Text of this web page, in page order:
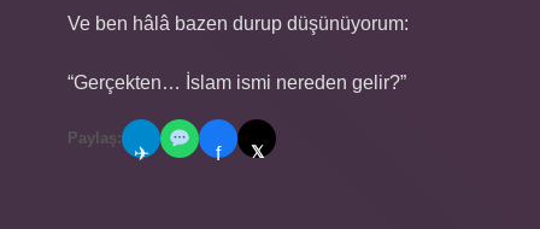
Ve ben hâlâ bazen durup düşünüyorum:
“Gerçekten… İslam ismi nereden gelir?”
Paylaş:
✈ f 𝕏